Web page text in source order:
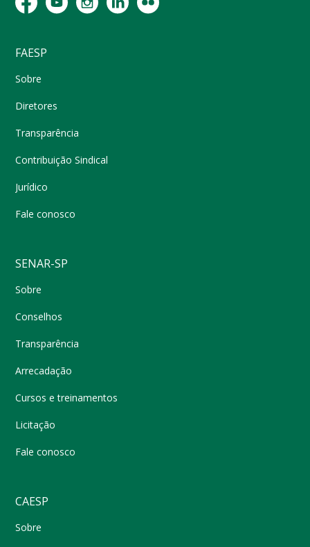
FAESP
Sobre
Diretores
Transparência
Contribuição Sindical
Jurídico
Fale conosco
SENAR-SP
Sobre
Conselhos
Transparência
Arrecadação
Cursos e treinamentos
Licitação
Fale conosco
CAESP
Sobre